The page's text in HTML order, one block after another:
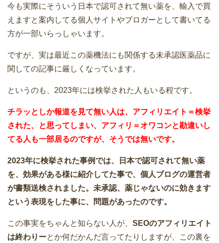
今も実際にそういう日本で認可されて無い薬を、輸入で買
えますと案内してる個人サイトやブロガーとして書いてる
方が一部いらっしゃいます。
ですが、実は最近この薬機法にも関係する未承認医薬品に
関しての記事に厳しくなっています。
というのも、2023年には検挙された人もいる程です。
チラッとしか報道を見て無い人は、アフィリエイト＝検挙
された、と思ってしまい、アフィリ＝オワコンと勘違いし
てる人も一部居るのですが、そうでは無いです。
2023年に検挙された事例では、日本で認可されて無い薬
を、効果がある様に紹介してた事で、個人ブログの運営者
が書類送検されました。未承認、薬じゃないのに効きます
という表現をした事に、問題があったのです。
この事実をちゃんと知らない人が、 SEOのアフィリエイト
は終わりーとか何だかんだ言ってたりしますが、この裏を